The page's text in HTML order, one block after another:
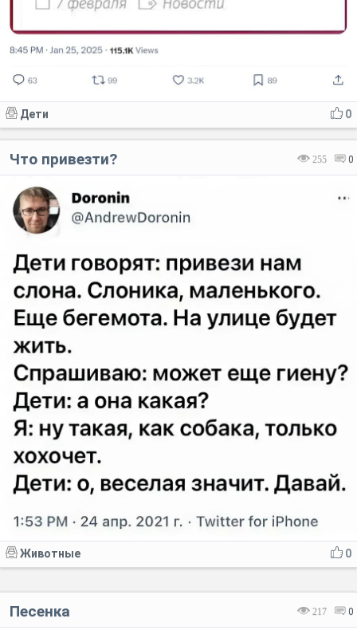
0
Дети
255 0
Что привезти?
0
Животные
217 0
Песенка